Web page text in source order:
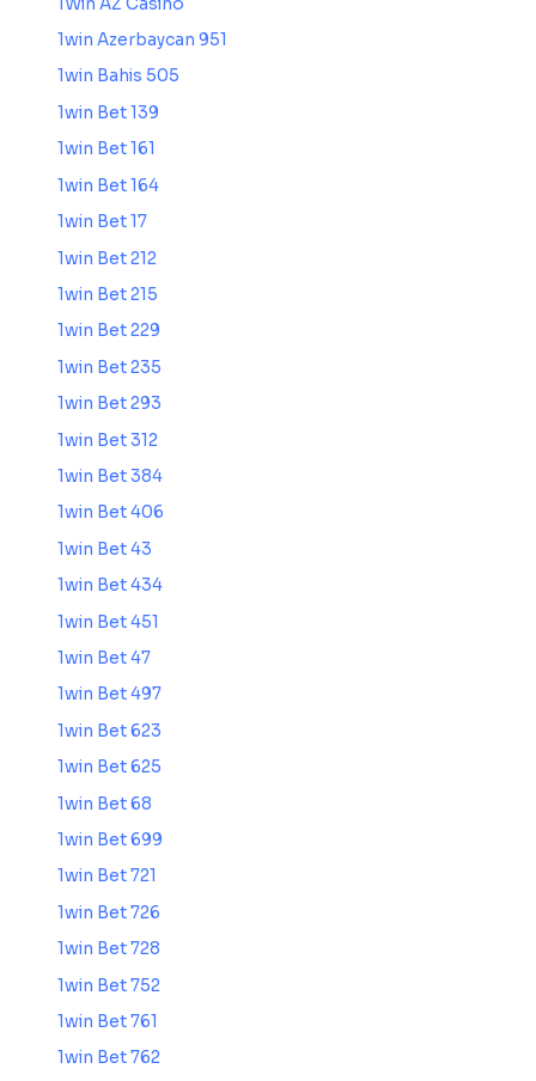
1win Azerbaycan 951
1win Bahis 505
1win Bet 139
1win Bet 161
1win Bet 164
1win Bet 17
1win Bet 212
1win Bet 215
1win Bet 229
1win Bet 235
1win Bet 293
1win Bet 312
1win Bet 384
1win Bet 406
1win Bet 43
1win Bet 434
1win Bet 451
1win Bet 47
1win Bet 497
1win Bet 623
1win Bet 625
1win Bet 68
1win Bet 699
1win Bet 721
1win Bet 726
1win Bet 728
1win Bet 752
1win Bet 761
1win Bet 762